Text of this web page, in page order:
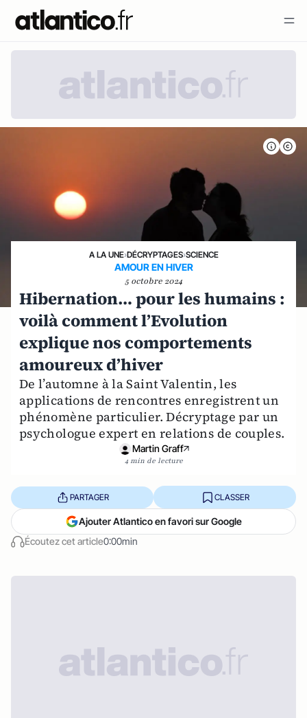
A LA UNE›DÉCRYPTAGES›SCIENCE
AMOUR EN HIVER
5 octobre 2024
Hibernation… pour les humains :
voilà comment l’Evolution
explique nos comportements
amoureux d’hiver
De l’automne à la Saint Valentin, les
applications de rencontres enregistrent un
phénomène particulier. Décryptage par un
psychologue expert en relations de couples.
Martin Graff
4 min de lecture
Écoutez cet article0:00min
PARTAGER CLASSER
Ajouter Atlantico en favori sur Google